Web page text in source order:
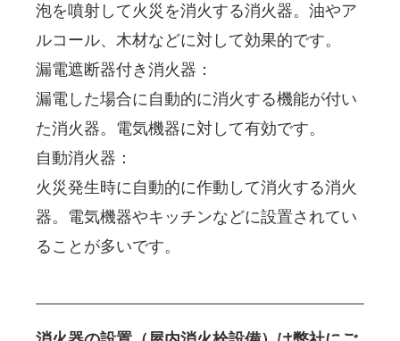
泡を噴射して火災を消火する消火器。油やア
ルコール、木材などに対して効果的です。
漏電遮断器付き消火器：
漏電した場合に自動的に消火する機能が付い
た消火器。電気機器に対して有効です。
自動消火器：
火災発生時に自動的に作動して消火する消火
器。電気機器やキッチンなどに設置されてい
ることが多いです。